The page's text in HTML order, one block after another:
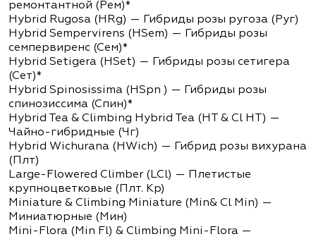
ремонтантной (Рем)*
Нybrid Rugosa (HRg) — Гибриды розы ругоза (Руг)
Hybrid Sempervirens (HSem) — Гибриды розы
семпервиренс (Сем)*
Hybrid Setigera (HSet) — Гибриды розы сетигера
(Сет)*
Hybrid Spinosissima (HSpn ) — Гибриды розы
спинозиссима (Спин)*
Hybrid Tea & Climbing Hybrid Tea (HT & Cl HT) —
Чайно-гибридные (Чг)
Hybrid Wichurana (HWich) — Гибрид розы вихурана
(Плт)
Large-Flowered Climber (LCl) — Плетистые
крупноцветковые (Плт. Кр)
Miniature & Climbing Miniature (Min& Cl Min) —
Миниатюрные (Мин)
Mini-Flora (Min Fl) & Climbing Mini-Flora —